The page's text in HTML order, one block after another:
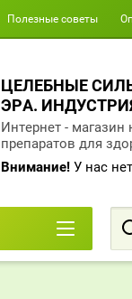
Полезные советы
ЦЕЛЕБНЫЕ
ЭРА.
Интернет - магазин
препаратов для
Внимание! У нас